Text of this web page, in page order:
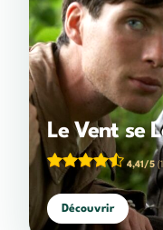
Le Vent se
4,41/5
Découvrir